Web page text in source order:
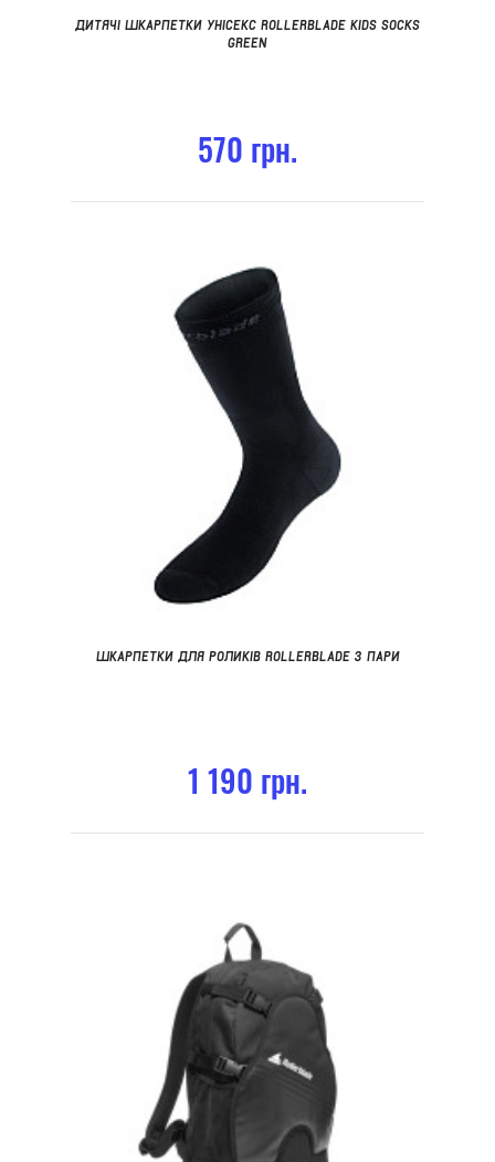
ДИТЯЧІ ШКАРПЕТКИ УНІСЕКС ROLLERBLADE KIDS SOCKS
GREEN
570 грн.
ШКАРПЕТКИ ДЛЯ РОЛИКІВ ROLLERBLADE 3 ПАРИ
1 190 грн.